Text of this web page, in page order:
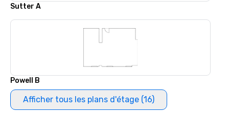
Sutter A
Powell B
Afficher tous les plans d'étage (16)